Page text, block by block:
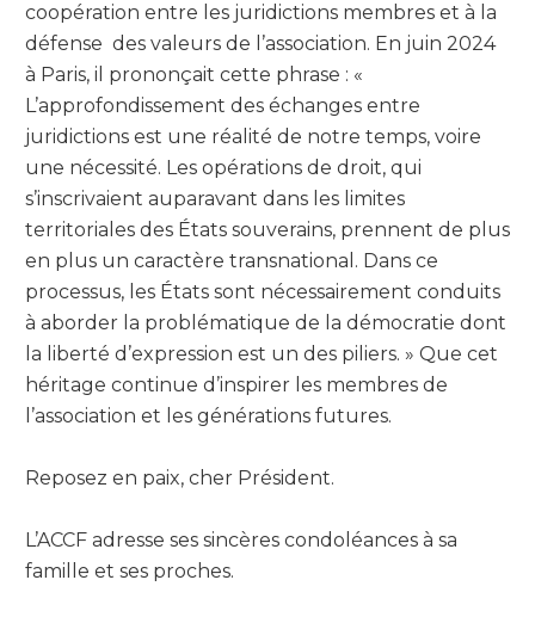
coopération entre les juridictions membres et à la
défense des valeurs de l’association. En juin 2024
à Paris, il prononçait cette phrase : «
L’approfondissement des échanges entre
juridictions est une réalité de notre temps, voire
une nécessité. Les opérations de droit, qui
s’inscrivaient auparavant dans les limites
territoriales des États souverains, prennent de plus
en plus un caractère transnational. Dans ce
processus, les États sont nécessairement conduits
à aborder la problématique de la démocratie dont
la liberté d’expression est un des piliers. » Que cet
héritage continue d’inspirer les membres de
l’association et les générations futures.
Reposez en paix, cher Président.
L’ACCF adresse ses sincères condoléances à sa
famille et ses proches.